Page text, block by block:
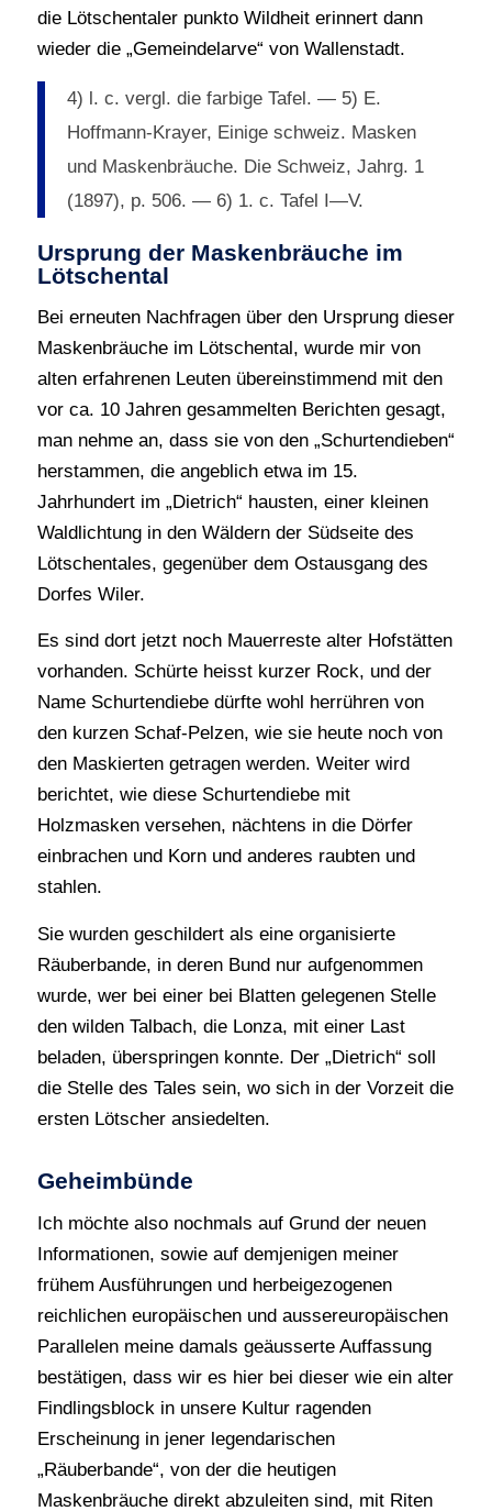
die Lötschentaler punkto Wildheit erinnert dann
wieder die „Gemeindelarve“ von Wallenstadt.
4) l. c. vergl. die farbige Tafel. — 5) E.
Hoffmann-Krayer, Einige schweiz. Masken
und Maskenbräuche. Die Schweiz, Jahrg. 1
(1897), p. 506. — 6) 1. c. Tafel I—V.
Ursprung der Maskenbräuche im
Lötschental
Bei erneuten Nachfragen über den Ursprung dieser
Maskenbräuche im Lötschental, wurde mir von
alten erfahrenen Leuten übereinstimmend mit den
vor ca. 10 Jahren gesammelten Berichten gesagt,
man nehme an, dass sie von den „Schurtendieben“
herstammen, die angeblich etwa im 15.
Jahrhundert im „Dietrich“ hausten, einer kleinen
Waldlichtung in den Wäldern der Südseite des
Lötschentales, gegenüber dem Ostausgang des
Dorfes Wiler.
Es sind dort jetzt noch Mauerreste alter Hofstätten
vorhanden. Schürte heisst kurzer Rock, und der
Name Schurtendiebe dürfte wohl herrühren von
den kurzen Schaf-Pelzen, wie sie heute noch von
den Maskierten getragen werden. Weiter wird
berichtet, wie diese Schurtendiebe mit
Holzmasken versehen, nächtens in die Dörfer
einbrachen und Korn und anderes raubten und
stahlen.
Sie wurden geschildert als eine organisierte
Räuberbande, in deren Bund nur aufgenommen
wurde, wer bei einer bei Blatten gelegenen Stelle
den wilden Talbach, die Lonza, mit einer Last
beladen, überspringen konnte. Der „Dietrich“ soll
die Stelle des Tales sein, wo sich in der Vorzeit die
ersten Lötscher ansiedelten.
Geheimbünde
Ich möchte also nochmals auf Grund der neuen
Informationen, sowie auf demjenigen meiner
frühem Ausführungen und herbeigezogenen
reichlichen europäischen und aussereuropäischen
Parallelen meine damals geäusserte Auffassung
bestätigen, dass wir es hier bei dieser wie ein alter
Findlingsblock in unsere Kultur ragenden
Erscheinung in jener legendarischen
„Räuberbande“, von der die heutigen
Maskenbräuche direkt abzuleiten sind, mit Riten